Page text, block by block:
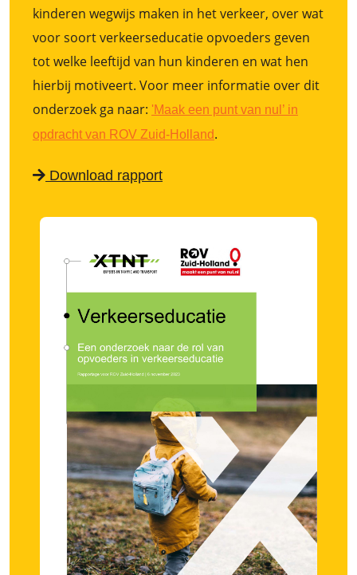
kinderen wegwijs maken in het verkeer, over wat
voor soort verkeerseducatie opvoeders geven
tot welke leeftijd van hun kinderen en wat hen
hierbij motiveert. Voor meer informatie over dit
onderzoek ga naar: 'Maak een punt van nul’ in
opdracht van ROV Zuid-Holland.
Download rapport